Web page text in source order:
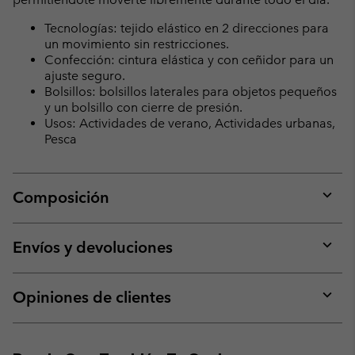
Tecnologías: tejido elástico en 2 direcciones para
un movimiento sin restricciones.
Confección: cintura elástica y con ceñidor para un
ajuste seguro.
Bolsillos: bolsillos laterales para objetos pequeños
y un bolsillo con cierre de presión.
Usos: Actividades de verano, Actividades urbanas,
Pesca
Composición
or
Envíos y devoluciones
or
Opiniones de clientes
or